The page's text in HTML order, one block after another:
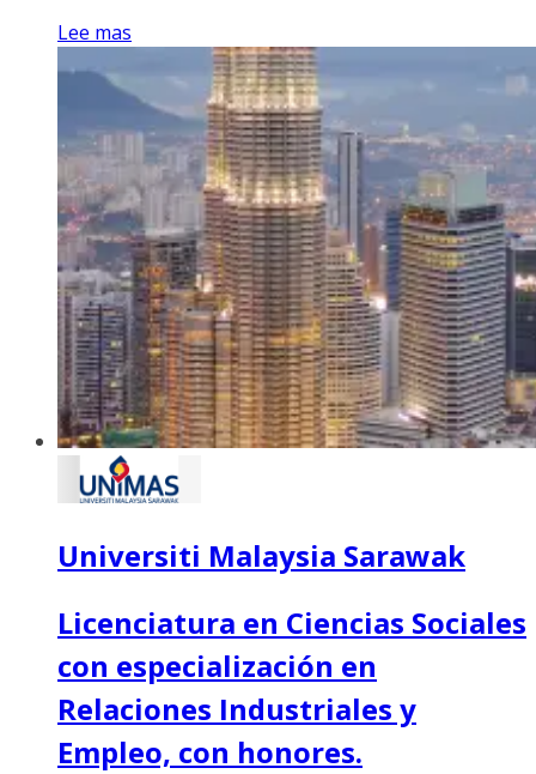
Lee mas
Universiti Malaysia Sarawak
Licenciatura en Ciencias Sociales
con especialización en
Relaciones Industriales y
Empleo, con honores.